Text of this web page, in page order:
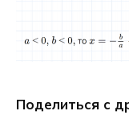
Поделиться с